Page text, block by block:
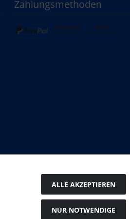
Zahlungsmethoden
ALLE AKZEPTIEREN
NUR NOTWENDIGE